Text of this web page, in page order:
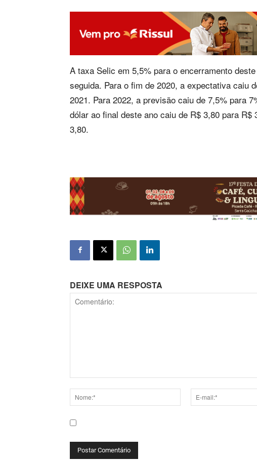
A taxa Selic em 5,5% para o encerramento
seguida. Para o fim de 2020, a expectativa caiu
2021. Para 2022, a previsão caiu de 7,5% para
dólar ao final deste ano caiu de R$ 3,80 para
3,80.
DEIXE UMA RESPOSTA